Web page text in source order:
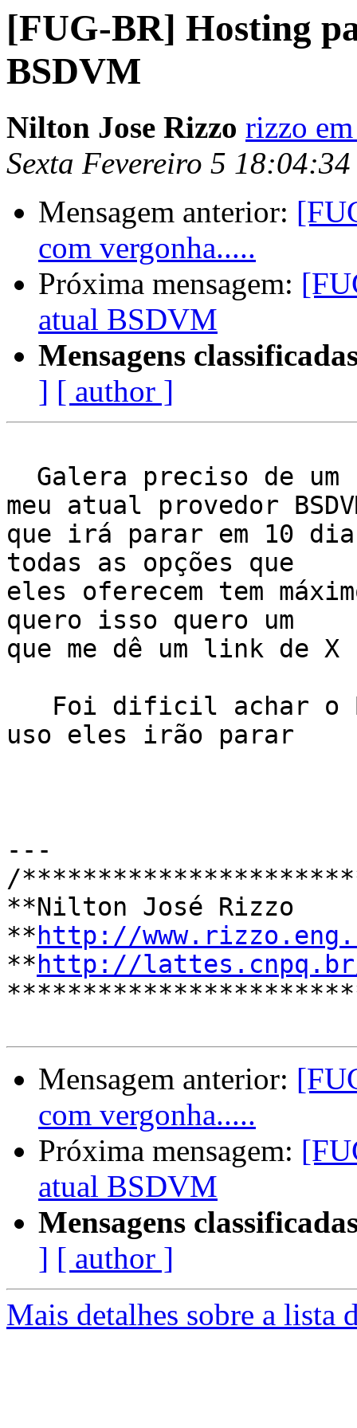
[FUG-BR] Hosting
BSDVM
Nilton Jose Rizzo rizzo
Sexta Fevereiro 5
Mensagem anterior:
com vergonha.....
Próxima mensagem:
atual BSDVM
Mensagens
] [ author ]
meu atual provedor
que irá parar em 10
todas as opções que
eles oferecem tem
quero isso quero um
que me dê um link de X
uso eles irão parar
---
/
**Nilton José Rizzo
** http://
** http://lattes.cnpq.br/
Mensagem anterior:
com vergonha.....
Próxima mensagem:
atual BSDVM
Mensagens
] [ author ]
Mais detalhes sobre a lista